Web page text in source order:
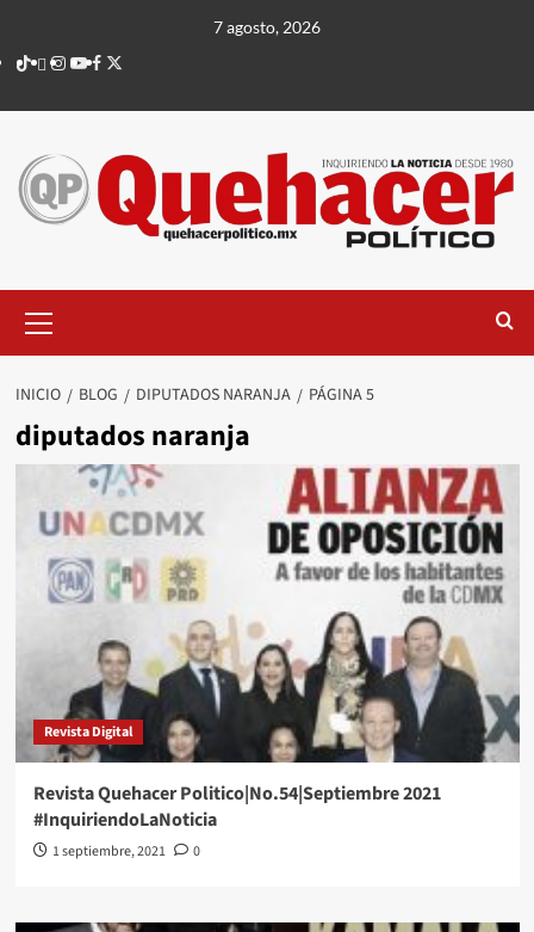
contenido
7 agosto, 2026
TikTok
threads
Instagram
Youtube
Facebook
X
principal
INICIO BLOG DIPUTADOS NARANJA PÁGINA 5
diputados naranja
Revista Digital
Revista Quehacer Politico|No.54|Septiembre 2021
#InquiriendoLaNoticia
1 septiembre, 2021 0